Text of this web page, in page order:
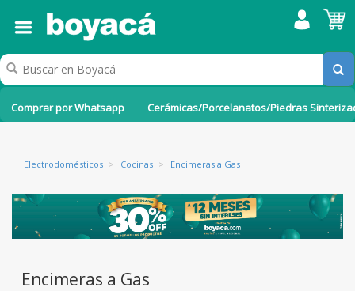
Comprar por Whatsapp Cerámicas/Porcelanatos/Piedras
Electrodomésticos > Cocinas > Encimeras a Gas
Encimeras a Gas